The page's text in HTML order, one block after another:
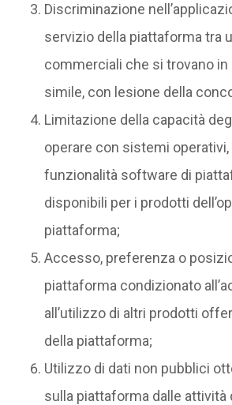
Discriminazione
servizio della piattaforma tra
commerciali che si trovano in
simile, con lesione della
Limitazione della capacità
operare con sistemi operativi,
funzionalità software di
disponibili per i prodotti
piattaforma;
Accesso, preferenza o
piattaforma condizionato
all’utilizzo di altri prodotti
della piattaforma;
Utilizzo di dati non pubblici
sulla piattaforma dalle attività